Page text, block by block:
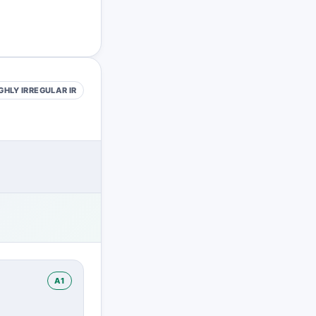
IRREGULAR IR
A1